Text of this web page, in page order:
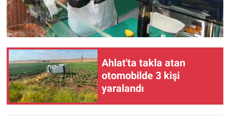
Ahlat'ta takla atan
otomobilde 3 kişi
yaralandı